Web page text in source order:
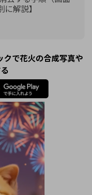
解説】
で花火の合成写真や